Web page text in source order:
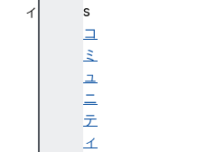
s
コ
ミ
ュ
ニ
テ
ィ
ィ